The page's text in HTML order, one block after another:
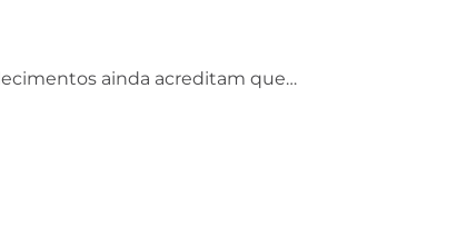
ainda acreditam que…